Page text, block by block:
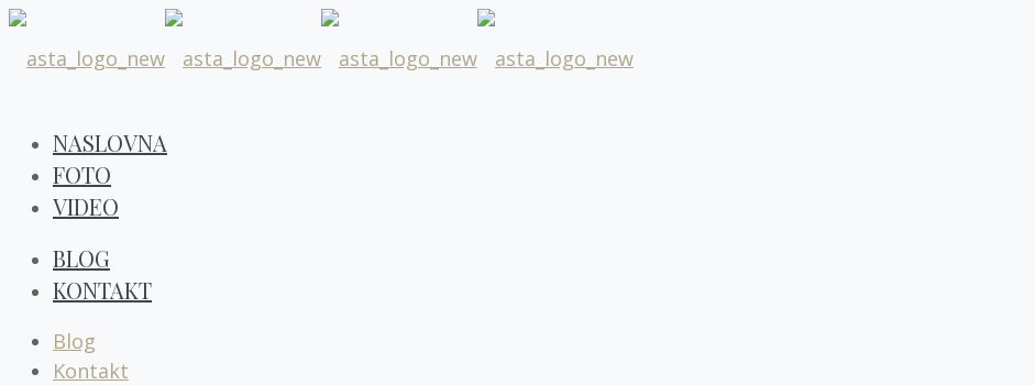
NASLOVNA
FOTO
VIDEO
BLOG
KONTAKT
Blog
Kontakt